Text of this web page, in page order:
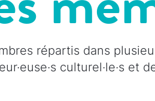
répartis dans
culturel·le·s